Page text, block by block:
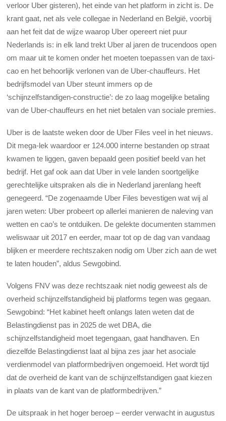
verloor Uber gisteren), het einde van het platform in zicht is. De
krant gaat, net als vele collegae in Nederland en België, voorbij
aan het feit dat de wijze waarop Uber opereert niet puur
Nederlands is: in elk land trekt Uber al jaren de trucendoos open
om maar uit te komen onder het moeten toepassen van de taxi-
cao en het behoorlijk verlonen van de Uber-chauffeurs. Het
bedrijfsmodel van Uber steunt immers op de
‘schijnzelfstandigen-constructie’: de zo laag mogelijke betaling
van de Uber-chauffeurs en het niet betalen van sociale premies.
Uber is de laatste weken door de Uber Files veel in het nieuws.
Dit mega-lek waardoor er 124.000 interne bestanden op straat
kwamen te liggen, gaven bepaald geen positief beeld van het
bedrijf. Het gaf ook aan dat Uber in vele landen soortgelijke
gerechtelijke uitspraken als die in Nederland jarenlang heeft
genegeerd. “De zogenaamde Uber Files bevestigen wat wij al
jaren weten: Uber probeert op allerlei manieren de naleving van
wetten en cao’s te ontduiken. De gelekte documenten stammen
weliswaar uit 2017 en eerder, maar tot op de dag van vandaag
blijken er meerdere rechtszaken nodig om Uber zich aan de wet
te laten houden”, aldus Sewgobind.
Volgens FNV was deze rechtszaak niet nodig geweest als de
overheid schijnzelfstandigheid bij platforms tegen was gegaan.
Sewgobind: “Het kabinet heeft onlangs laten weten dat de
Belastingdienst pas in 2025 de wet DBA, die
schijnzelfstandigheid moet tegengaan, gaat handhaven. En
diezelfde Belastingdienst laat al bijna zes jaar het asociale
verdienmodel van platformbedrijven ongemoeid. Het wordt tijd
dat de overheid de kant van de schijnzelfstandigen gaat kiezen
in plaats van de kant van de platformbedrijven.”
De uitspraak in het hoger beroep – eerder verwacht in augustus